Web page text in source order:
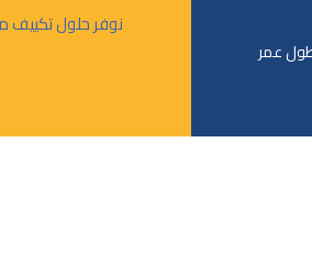
نوفر حلول تكييف
عمر